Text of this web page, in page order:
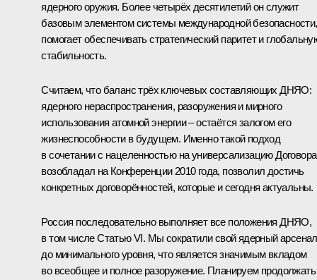
ядерного оружия. Более четырёх десятилетий он служит
базовым элементом системы международной безопасности,
помогает обеспечивать стратегический паритет и
стабильность.
Считаем, что баланс трёх ключевых составляющих ДНЯО:
ядерного нераспространения, разоружения и мирного
использования атомной энергии – остаётся залогом его
жизнеспособности в будущем. Именно такой подход
в сочетании с нацеленностью на универсализацию Договора
возобладал на Конференции 2010 года, позволил достичь
конкретных договорённостей, которые и сегодня актуальны.
Россия последовательно выполняет все положения ДНЯО,
в том числе Статью VI. Мы сократили свой ядерный арсенал
до минимального уровня, что является значимым вкладом
во всеобщее и полное разоружение. Планируем продолжать